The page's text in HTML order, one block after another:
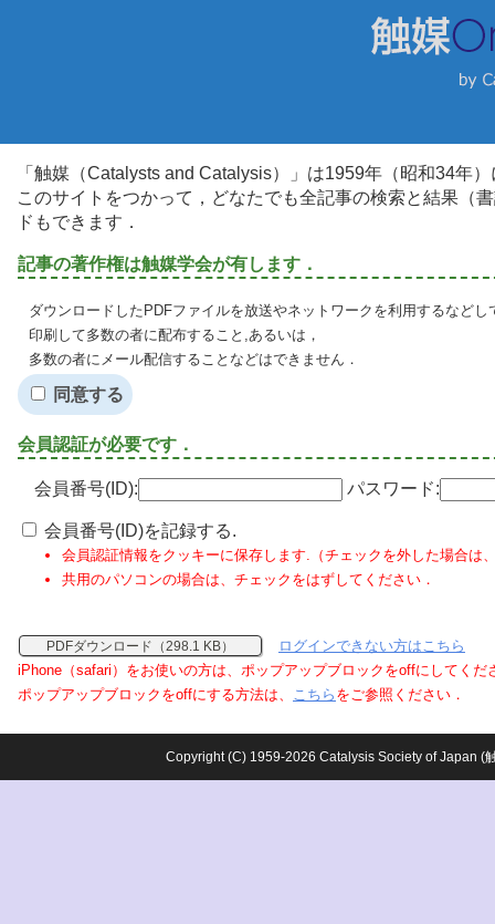
「触媒（Catalysts and Catalysis）」は1959年（昭和34年
このサイトをつかって，どなたでも全記事の検索と結果（
ドもできます．
記事の著作権は触媒学会が有します．
ダウンロードしたPDFファイルを放送やネットワークを利用するなど
印刷して多数の者に配布すること,あるいは，
多数の者にメール配信することなどはできません．
同意する
会員認証が必要です．
会員番号(ID): パスワード:
会員番号(ID)を記録する.
会員認証情報をクッキーに保存します.（チェックを外した場合は
共用のパソコンの場合は、チェックをはずしてください．
PDFダウンロード（298.1 KB）
ログインできない方はこちら
iPhone（safari）をお使いの方は、ポップアップブロックをoffにしてくだ
ポップアップブロックをoffにする方法は、 こちら をご参照ください．
Copyright (C) 1959-2026 Catalysis Society of Japan (